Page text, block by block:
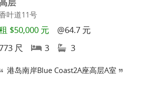
层
叶道11号
$50,000 元
@64.7 元
尺
3 3
港岛南岸Blue Coast2A座高层A室